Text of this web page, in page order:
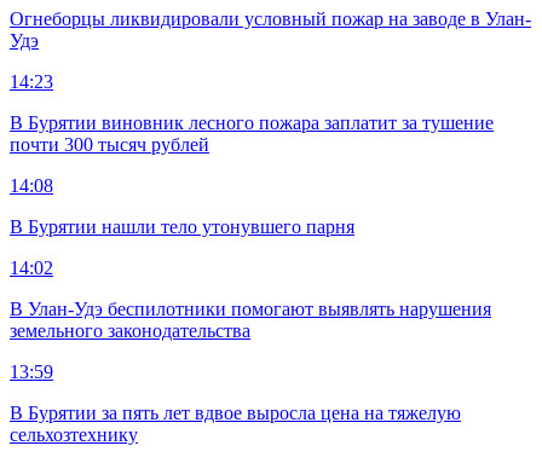
Огнеборцы ликвидировали условный пожар на заводе в Улан-
Удэ
14:23
В Бурятии виновник лесного пожара заплатит за тушение
почти 300 тысяч рублей
14:08
В Бурятии нашли тело утонувшего парня
14:02
В Улан-Удэ беспилотники помогают выявлять нарушения
земельного законодательства
13:59
В Бурятии за пять лет вдвое выросла цена на тяжелую
сельхозтехнику